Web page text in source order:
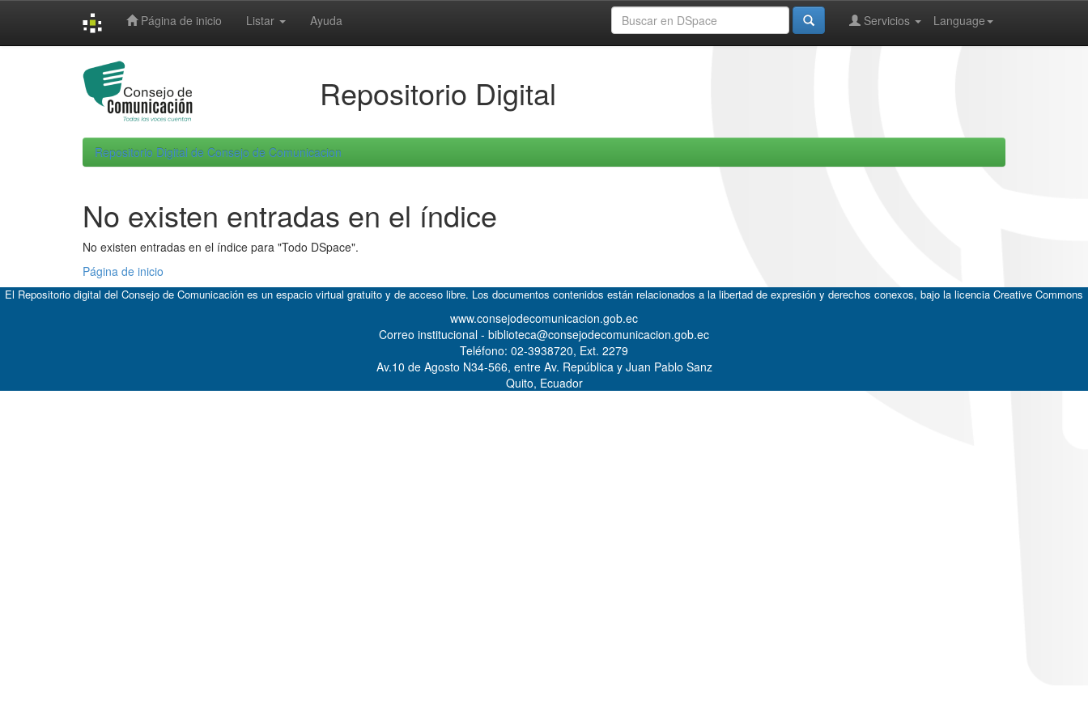
Página de inicio Listar Ayuda Language
Servicios
Repositorio Digital
Repositorio Digital de Consejo de Comunicacion
No existen entradas en el índice
No existen entradas en el índice para "Todo DSpace".
Página de inicio
El Repositorio digital del Consejo de Comunicación es un espacio virtual gratuito y de acceso libre. Los documentos contenidos están relacionados a la libertad de expresión y derechos conexos, bajo la licencia Creative Commons
www.consejodecomunicacion.gob.ec
Correo institucional - biblioteca@consejodecomunicacion.gob.ec
Teléfono: 02-3938720, Ext. 2279
Av.10 de Agosto N34-566, entre Av. República y Juan Pablo Sanz
Quito, Ecuador